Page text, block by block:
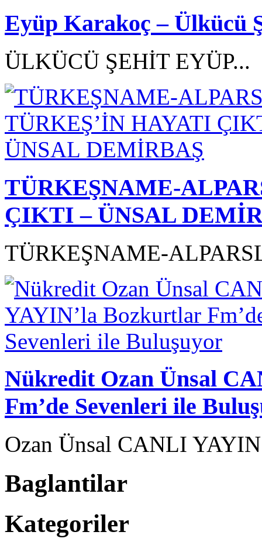
Eyüp Karakoç – Ülkücü
ÜLKÜCÜ ŞEHİT EYÜP...
TÜRKEŞNAME-
ÇIKTI – ÜNSAL
TÜRKEŞNAME-
Nükredit Ozan Ünsal
Fm’de Sevenleri ile
Ozan Ünsal CANLI
Baglantilar
Kategoriler